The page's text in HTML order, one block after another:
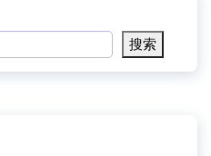
搜索